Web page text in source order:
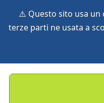
⚠️ Questo sito usa un
terze parti ne usata a